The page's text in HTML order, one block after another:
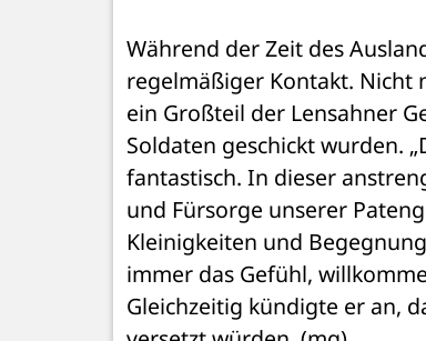
Während der Zeit des
regelmäßiger Kontakt. Nicht
ein Großteil der Lensahner
Soldaten geschickt wurden.
fantastisch. In dieser
und Fürsorge unserer
Kleinigkeiten und
immer das Gefühl,
Gleichzeitig kündigte er an,